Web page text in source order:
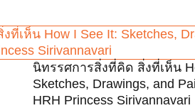
นิทรรศการสิ่งที่คิด สิ่งที่เห็น
Sketches, Drawings, and
HRH Princess Sirivannavari